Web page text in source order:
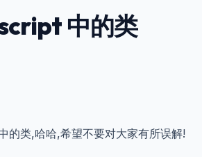
中的类
的类,哈哈,希望不要对大家有所误解!